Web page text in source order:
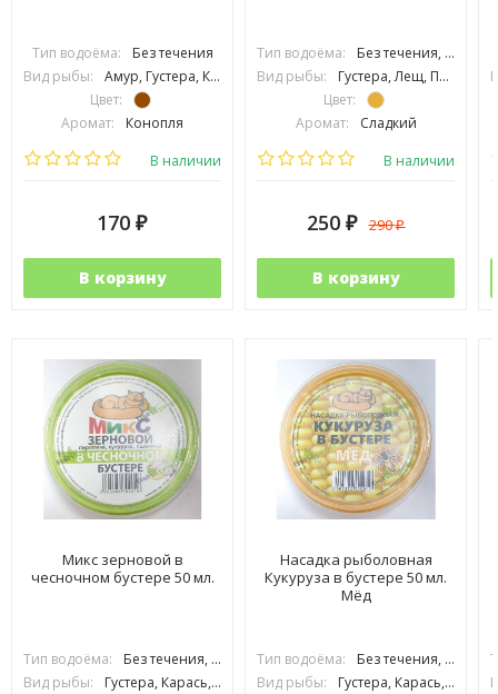
Тип водоёма:
Без течения
Вид рыбы:
Амур, Густера, Карась, Карп, Линь, Плотва, Подлещик, Подуст, Язь
Цвет:
Аромат:
Конопля
Фракция:
В наличии
170 ₽
В корзину
Тип водоёма:
Без течения, С течением
Вид рыбы:
Густера, Лещ, Подлещик, Подуст
Цвет:
Аромат:
Сладкий
Фракция:
В наличии
250 ₽ 290₽
В корзину
Микс зерновой в
чесночном бустере 50 мл.
Тип водоёма:
Без течения, С течением
Вид рыбы:
Густера, Карась, Карп, Лещ, Плотва, Подлещик, Язь, Сазан
Насадка рыболовная
Кукуруза в бустере 50 мл.
Мёд
Тип водоёма:
Без течения, С течением
Вид рыбы:
Густера, Карась, Карп, Лещ, Плотва, Подлещик, Подуст, Язь, Сазан